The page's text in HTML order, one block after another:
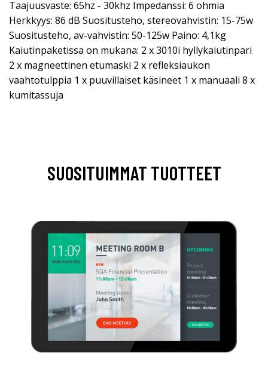
Taajuusvaste: 65hz - 30khz Impedanssi: 6 ohmia
Herkkyys: 86 dB Suositusteho, stereovahvistin: 15-75w
Suositusteho, av-vahvistin: 50-125w Paino: 4,1kg
Kaiutinpaketissa on mukana: 2 x 3010i hyllykaiutinpari
2 x magneettinen etumaski 2 x refleksiaukon
vaahtotulppia 1 x puuvillaiset käsineet 1 x manuaali 8 x
kumitassuja
SUOSITUIMMAT TUOTTEET